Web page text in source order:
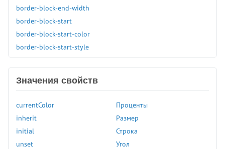
border-block-end-width
border-block-start
border-block-start-color
border-block-start-style
border-block-start-width
border-block-width
Значения свойств
currentColor
inherit
initial
unset
Проценты
Размер
Строка
Угол